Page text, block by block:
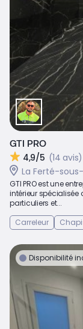
GTI PRO
4,9/5 (14 avis)
La Ferté-
GTI PRO est une
intérieur
particuliers et...
Carreleur
Disponibilité